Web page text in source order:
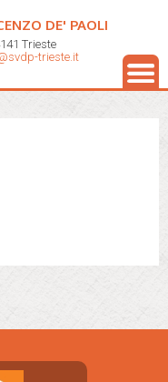
DE' PAOLI
Trieste
trieste.it